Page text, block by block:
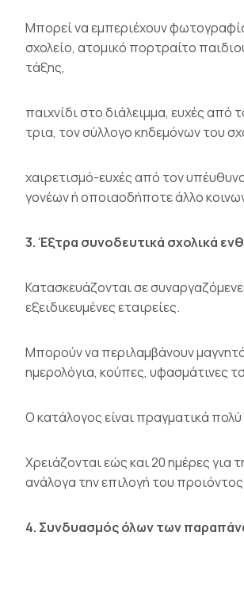
Μπορεί να εμπεριέχουν
σχολείο, ατομικό πορτραίτο
τάξης,
παιχνίδι στο διάλειμμα, ευχές από
τρια, τον σύλλογο κηδεμόνων του
χαιρετισμό-ευχές από τον
γονέων ή οποιαοδήποτε άλλο
3. Έξτρα συνοδευτικά σχολικά
Κατασκευάζονται σε
εξειδικευμένες εταιρείες.
Μπορούν να περιλαμβάνουν
ημερολόγια, κούπες, υφασμάτινες
Ο κατάλογος είναι πραγματικά
Χρειάζονται εώς και 20 ημέρες για
ανάλογα την επιλογή του
4. Συνδυασμός όλων των